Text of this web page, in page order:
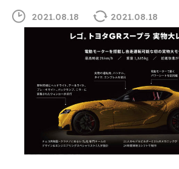
2021.08.18 2021.08.18